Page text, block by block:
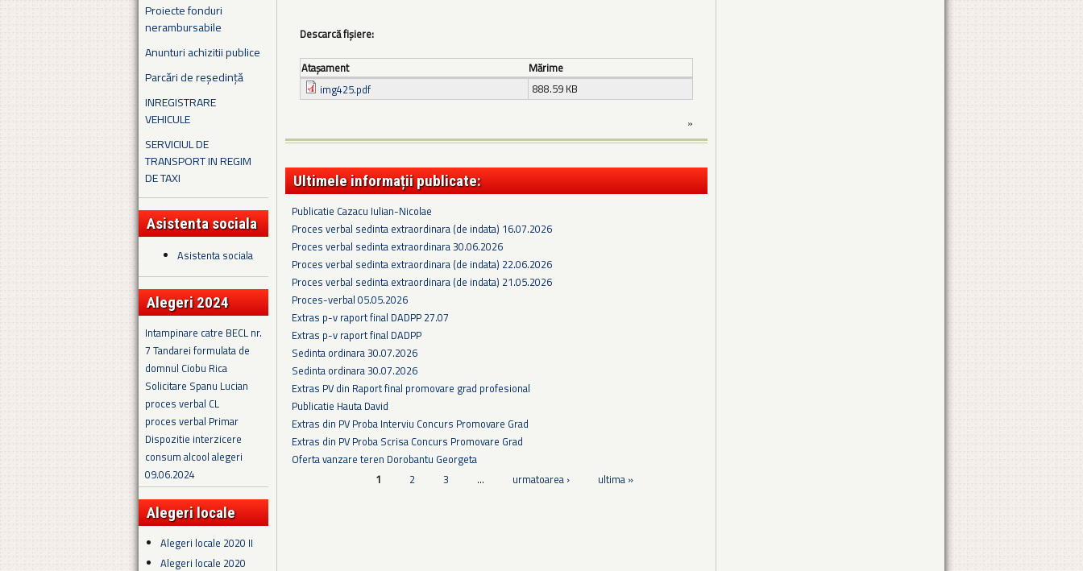
Proiecte fonduri
nerambursabile
Anunturi achizitii publice
Parcări de reședință
INREGISTRARE
VEHICULE
SERVICIUL DE
TRANSPORT IN REGIM
DE TAXI
Asistenta sociala
Asistenta sociala
Alegeri 2024
Intampinare catre BECL nr.
7 Tandarei formulata de
domnul Ciobu Rica
Solicitare Spanu Lucian
proces verbal CL
proces verbal Primar
Dispozitie interzicere
consum alcool alegeri
09.06.2024
Alegeri locale
Alegeri locale 2020 II
Alegeri locale 2020
Descarcă fișiere:
Ataşament
Mărime
img425.pdf
888.59 KB
»
Ultimele informații publicate:
Publicatie Cazacu Iulian-Nicolae
Proces verbal sedinta extraordinara (de indata) 16.07.2026
Proces verbal sedinta extraordinara 30.06.2026
Proces verbal sedinta extraordinara (de indata) 22.06.2026
Proces verbal sedinta extraordinara (de indata) 21.05.2026
Proces-verbal 05.05.2026
Extras p-v raport final DADPP 27.07
Extras p-v raport final DADPP
Sedinta ordinara 30.07.2026
Sedinta ordinara 30.07.2026
Extras PV din Raport final promovare grad profesional
Publicatie Hauta David
Extras din PV Proba Interviu Concurs Promovare Grad
Extras din PV Proba Scrisa Concurs Promovare Grad
Oferta vanzare teren Dorobantu Georgeta
1 2 3 … urmatoarea › ultima »